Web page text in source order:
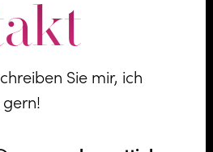
Sie mir, ich